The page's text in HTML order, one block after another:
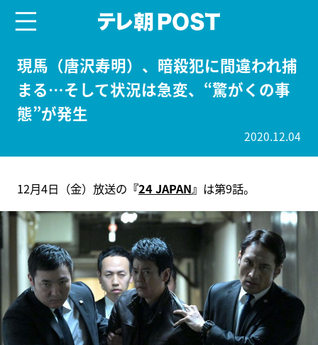
現馬（唐沢寿明）、暗殺犯に間違われ捕
まる…そして状況は急変、“驚がくの事
態”が発生
2020.12.04
12月4日（金）放送の 『24 JAPAN』 は第9話。